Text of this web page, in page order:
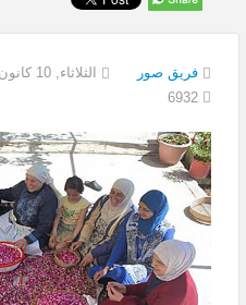
فريق صور الثلاثاء, 10 كانون 1 2019